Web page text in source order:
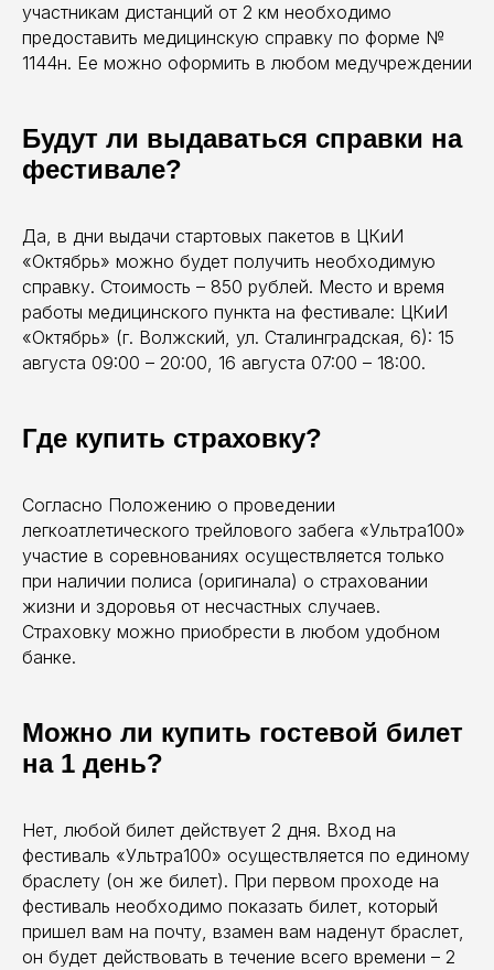
участникам дистанций от 2 км необходимо
предоставить медицинскую справку по форме №
1144н. Ее можно оформить в любом медучреждении
Будут ли выдаваться справки на
фестивале?
Да, в дни выдачи стартовых пакетов в ЦКиИ
«Октябрь» можно будет получить необходимую
справку. Стоимость – 850 рублей. Место и время
работы медицинского пункта на фестивале: ЦКиИ
«Октябрь» (г. Волжский, ул. Сталинградская, 6): 15
августа 09:00 – 20:00, 16 августа 07:00 – 18:00.
Где купить страховку?
Согласно Положению о проведении
легкоатлетического трейлового забега «Ультра100»
участие в соревнованиях осуществляется только
при наличии полиса (оригинала) о страховании
жизни и здоровья от несчастных случаев.
Страховку можно приобрести в любом удобном
банке.
Можно ли купить гостевой билет
на 1 день?
Нет, любой билет действует 2 дня. Вход на
фестиваль «Ультра100» осуществляется по единому
браслету (он же билет). При первом проходе на
фестиваль необходимо показать билет, который
пришел вам на почту, взамен вам наденут браслет,
он будет действовать в течение всего времени – 2